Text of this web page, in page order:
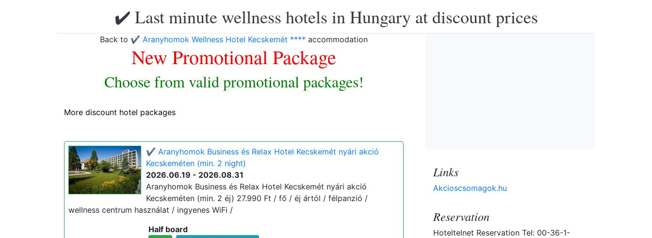
✔️ Last minute wellness hotels in Hungary at discount prices
Back to ✔️ Aranyhomok Wellness Hotel Kecskemét **** accommodation
New Promotional Package
Choose from valid promotional packages!
More discount hotel packages
✔️ Aranyhomok Business és Relax Hotel Kecskemét nyári akció
Kecskeméten (min. 2 night)
2026.06.19 - 2026.08.31
Aranyhomok Business és Relax Hotel Kecskemét nyári akció
Kecskeméten (min. 2 éj) 27.990 Ft / fő / éj ártól / félpanzió /
wellness centrum használat / ingyenes WiFi /
Half board
Links
Akcioscsomagok.hu
Reservation
Hoteltelnet Reservation Tel: 00-36-1-